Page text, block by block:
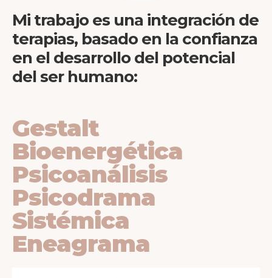
Mi trabajo es una integración de
terapias, basado en la confianza
en el desarrollo del potencial
del ser humano:
Gestalt
Bioenergética
Psicoanálisis
Psicodrama
Sistémica
Eneagrama